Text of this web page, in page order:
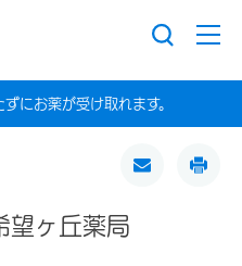
にお薬が受け取れます。
ヶ丘薬局